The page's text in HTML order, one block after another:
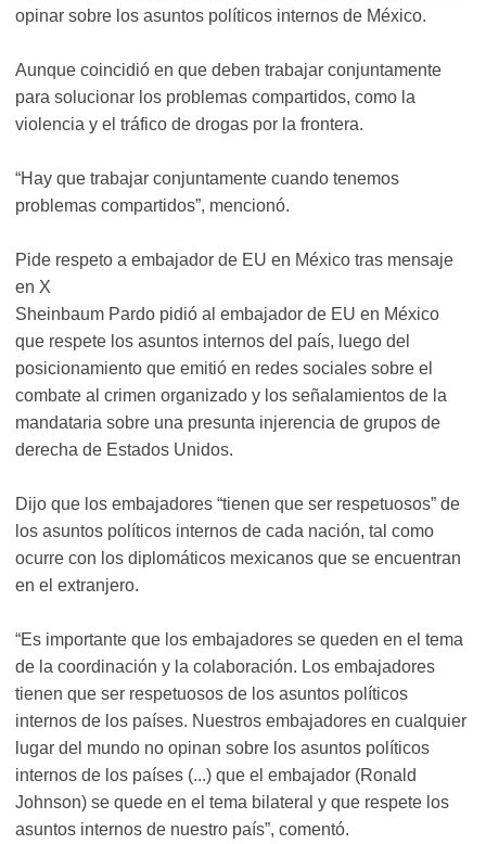
opinar sobre los asuntos políticos internos de México.
Aunque coincidió en que deben trabajar conjuntamente
para solucionar los problemas compartidos, como la
violencia y el tráfico de drogas por la frontera.
“Hay que trabajar conjuntamente cuando tenemos
problemas compartidos”, mencionó.
Pide respeto a embajador de EU en México tras mensaje
en X
Sheinbaum Pardo pidió al embajador de EU en México
que respete los asuntos internos del país, luego del
posicionamiento que emitió en redes sociales sobre el
combate al crimen organizado y los señalamientos de la
mandataria sobre una presunta injerencia de grupos de
derecha de Estados Unidos.
Dijo que los embajadores “tienen que ser respetuosos” de
los asuntos políticos internos de cada nación, tal como
ocurre con los diplomáticos mexicanos que se encuentran
en el extranjero.
“Es importante que los embajadores se queden en el tema
de la coordinación y la colaboración. Los embajadores
tienen que ser respetuosos de los asuntos políticos
internos de los países. Nuestros embajadores en cualquier
lugar del mundo no opinan sobre los asuntos políticos
internos de los países (...) que el embajador (Ronald
Johnson) se quede en el tema bilateral y que respete los
asuntos internos de nuestro país”, comentó.